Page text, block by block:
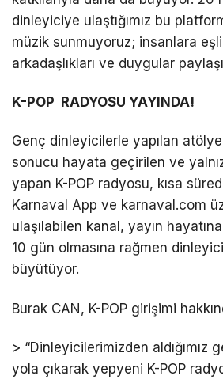
dinleyiciye ulaştığımız bu
müzik sunmuyoruz; insanlara
arkadaşlıkları ve duygular
K-POP RADYOSU YAYINDA!
Genç dinleyicilerle yapılan atölye
sonucu hayata geçirilen ve
yapan K-POP radyosu, kısa
Karnaval App ve karnaval.com
ulaşılabilen kanal, yayın
10 gün olmasına rağmen
büyütüyor.
Burak CAN, K-POP girişimi
> “Dinleyicilerimizden aldığımız
yola çıkarak yepyeni K-POP